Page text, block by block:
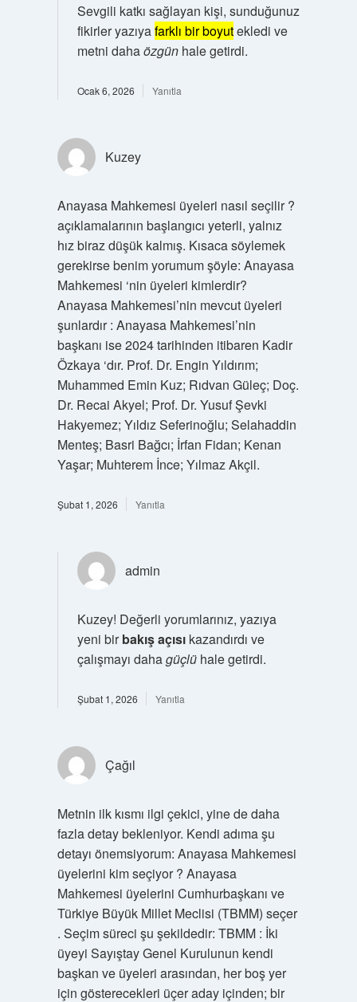
Sevgili katkı sağlayan kişi, sunduğunuz
fikirler yazıyafarklı bir boyutekledi ve
metni dahaözgünhale getirdi.
Ocak 6, 2026 Yanıtla
Kuzey
Anayasa Mahkemesi üyeleri nasıl seçilir ?
açıklamalarının başlangıcı yeterli, yalnız
hız biraz düşük kalmış. Kısaca söylemek
gerekirse benim yorumum şöyle: Anayasa
Mahkemesi ‘nin üyeleri kimlerdir?
Anayasa Mahkemesi’nin mevcut üyeleri
şunlardır : Anayasa Mahkemesi’nin
başkanı ise 2024 tarihinden itibaren Kadir
Özkaya ‘dır. Prof. Dr. Engin Yıldırım;
Muhammed Emin Kuz; Rıdvan Güleç; Doç.
Dr. Recai Akyel; Prof. Dr. Yusuf Şevki
Hakyemez; Yıldız Seferinoğlu; Selahaddin
Menteş; Basri Bağcı; İrfan Fidan; Kenan
Yaşar; Muhterem İnce; Yılmaz Akçil.
Şubat 1, 2026 Yanıtla
admin
Kuzey! Değerli yorumlarınız, yazıya
yeni birbakış açısıkazandırdı ve
çalışmayı dahagüçlühale getirdi.
Şubat 1, 2026 Yanıtla
Çağıl
Metnin ilk kısmı ilgi çekici, yine de daha
fazla detay bekleniyor. Kendi adıma şu
detayı önemsiyorum: Anayasa Mahkemesi
üyelerini kim seçiyor ? Anayasa
Mahkemesi üyelerini Cumhurbaşkanı ve
Türkiye Büyük Millet Meclisi (TBMM) seçer
. Seçim süreci şu şekildedir: TBMM : İki
üyeyi Sayıştay Genel Kurulunun kendi
başkan ve üyeleri arasından, her boş yer
için gösterecekleri üçer aday içinden; bir